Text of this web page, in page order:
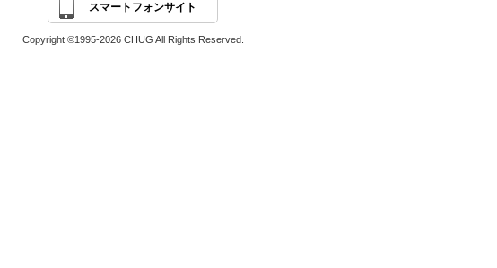
スマートフォンサイト
Copyright ©1995-2026 CHUG All Rights Reserved.